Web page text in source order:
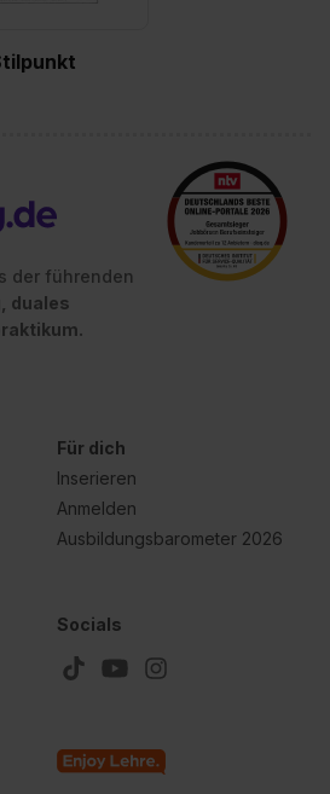
der führenden
duales
Für dich
Inserieren
Anmelden
Ausbildungsbarometer 2026
Socials